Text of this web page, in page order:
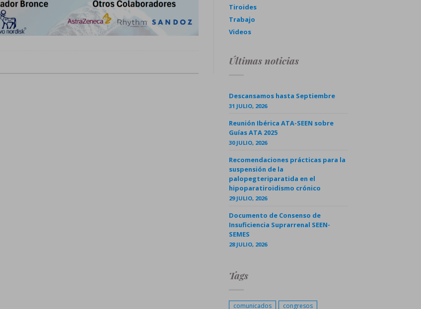
Tiroides
Trabajo
Videos
Últimas noticias
Descansamos hasta Septiembre
31 JULIO, 2026
Reunión Ibérica ATA-SEEN sobre
Guías ATA 2025
30 JULIO, 2026
Recomendaciones prácticas para la
suspensión de la
palopegteriparatida en el
hipoparatiroidismo crónico
29 JULIO, 2026
Documento de Consenso de
Insuficiencia Suprarrenal SEEN-
SEMES
28 JULIO, 2026
Tags
comunicados congresos